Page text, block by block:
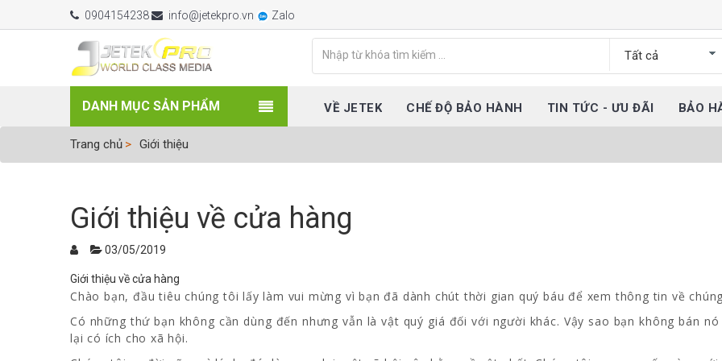
0904154238 info@jetekpro.vn Zalo
DANH MỤC SẢN PHẨM VỀ JETEK CHẾ ĐỘ BẢO HÀNH TIN TỨC - ƯU ĐÃI BẢO
Trang chủ Giới thiệu
Giới thiệu về cửa hàng
03/05/2019
Giới thiệu về cửa hàng
Chào bạn, đầu tiêu chúng tôi lấy làm vui mừng vì bạn đã dành chút thời gian quý báu để xem thông tin về
Có những thứ bạn không cần dùng đến nhưng vẫn là vật quý giá đối với người khác. Vậy sao bạn không bán
lại có ích cho xã hội.